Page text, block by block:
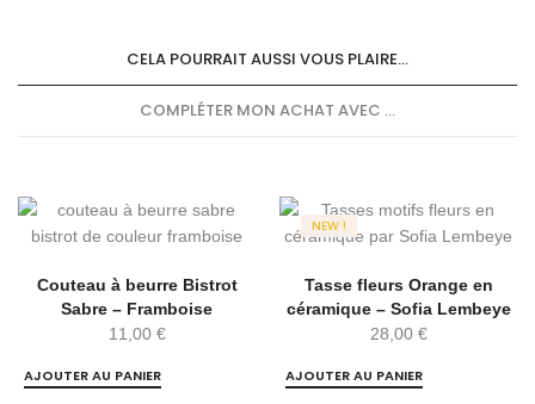
CELA POURRAIT AUSSI VOUS PLAIRE...
COMPLÉTER MON ACHAT AVEC ...
Couteau à beurre Bistrot
Sabre – Framboise
11,00 €
AJOUTER AU PANIER
NEW !
Tasse fleurs Orange en
céramique – Sofia Lembeye
28,00 €
AJOUTER AU PANIER